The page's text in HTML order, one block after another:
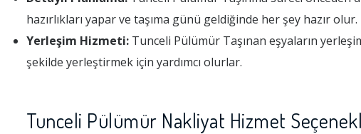
hazırlıkları yapar ve taşıma günü geldiğinde her şey hazır olur.
Yerleşim Hizmeti: Tunceli Pülümür Taşınan eşyaların
şekilde yerleştirmek için yardımcı olurlar.
Tunceli Pülümür Nakliyat Hizmet